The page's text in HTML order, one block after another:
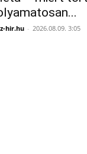
hir.hu - 2026.08.09. 3:05